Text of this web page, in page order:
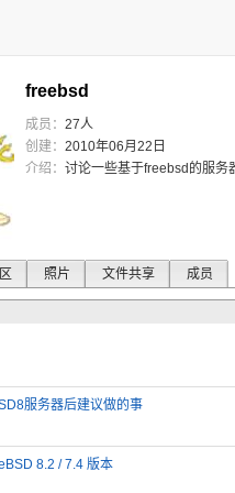
freebsd
成员： 27人
创建： 2010年06月22日
介绍： 讨论一些基于freebsd的服务
照片 文件共享 成员
服务器后建议做的事
8.2 / 7.4 版本